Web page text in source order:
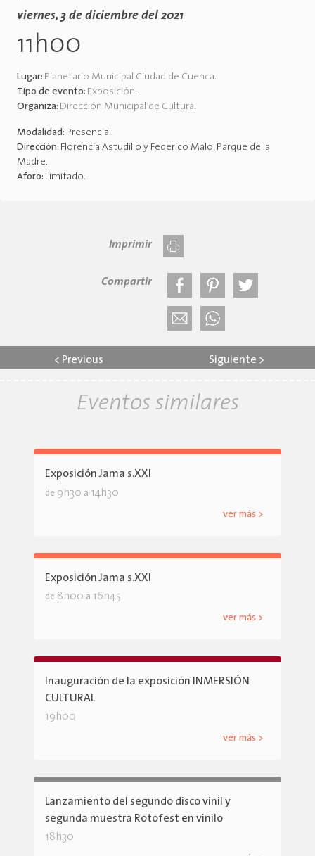
viernes, 3 de diciembre del 2021
11h00
Lugar: Planetario Municipal Ciudad de Cuenca.
Tipo de evento: Exposición.
Organiza: Dirección Municipal de Cultura.
Modalidad: Presencial.
Dirección: Florencia Astudillo y Federico Malo, Parque de la
Madre.
Aforo: Limitado.
Imprimir
Compartir
< Previous Siguiente >
Eventos similares
Exposición Jama s.XXI
de 9h30 a 14h30
ver más >
Exposición Jama s.XXI
de 8h00 a 16h45
ver más >
Inauguración de la exposición INMERSIÓN
CULTURAL
19h00
ver más >
Lanzamiento del segundo disco vinil y
segunda muestra Rotofest en vinilo
18h30